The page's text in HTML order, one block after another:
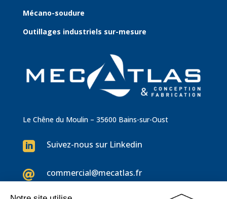
Mécano-soudure
Outillages industriels sur-mesure
Le Chêne du Moulin – 35600 Bains-sur-Oust
 Suivez-nous sur Linkedin
 commercial@mecatlas.fr